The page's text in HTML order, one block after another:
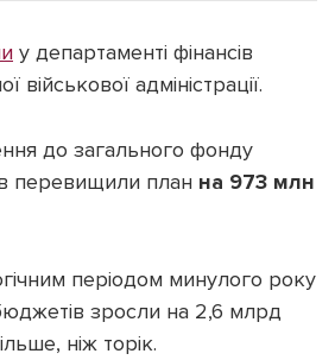
у департаменті фінансів
військової адміністрації.
до загального фонду
перевищили план на 973 млн
періодом минулого року
зросли на 2,6 млрд
ніж торік.